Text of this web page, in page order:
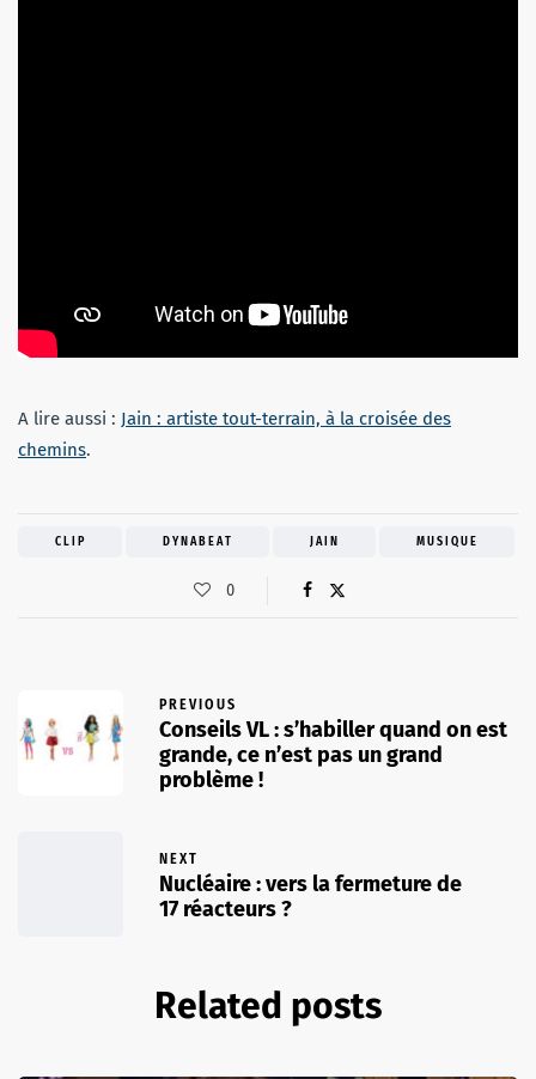
A lire aussi : Jain : artiste tout-terrain, à la croisée des
chemins.
CLIP DYNABEAT JAIN MUSIQUE
0
PREVIOUS
Conseils VL : s’habiller quand on est
grande, ce n’est pas un grand
problème !
NEXT
Nucléaire : vers la fermeture de
17 réacteurs ?
Related posts